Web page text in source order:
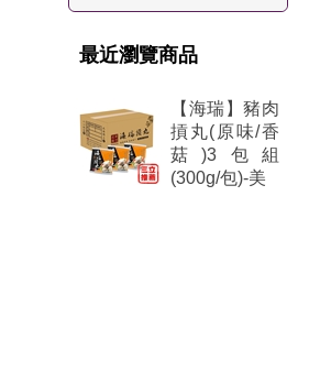
最近瀏覽商品
【海瑞】豬肉
摃丸(原味/香
菇)3包組
(300g/包)-美